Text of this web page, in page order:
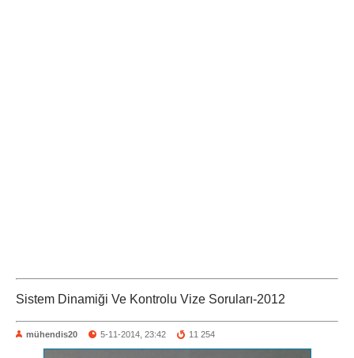
Sistem Dinamiği Ve Kontrolu Vize Soruları-2012
mühendis20 5-11-2014, 23:42 11 254